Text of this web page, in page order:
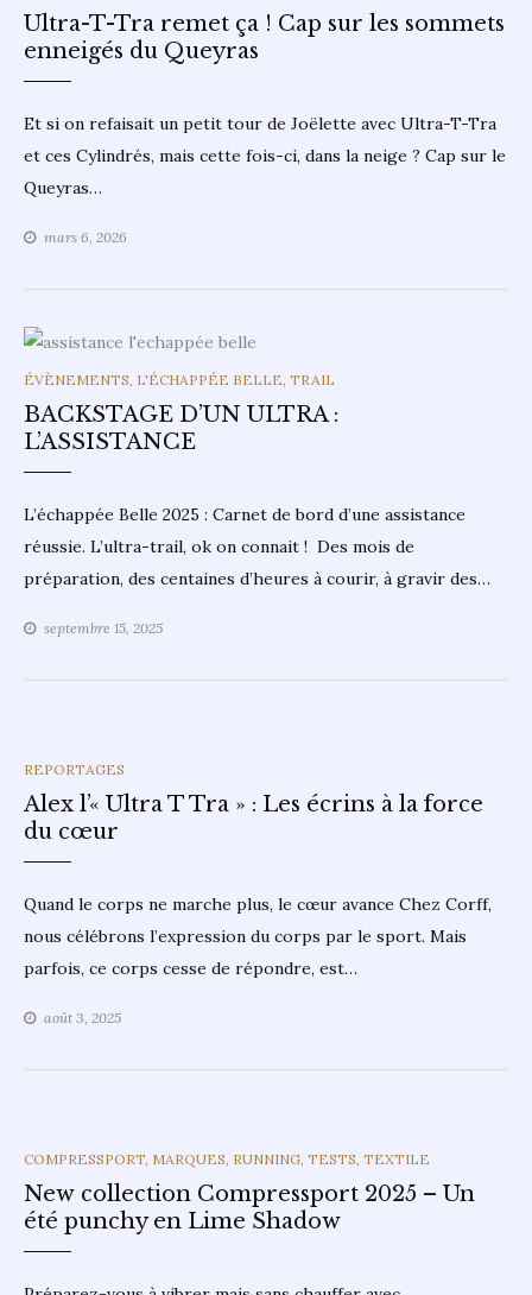
Ultra-T-Tra remet ça ! Cap sur les sommets
enneigés du Queyras
Et si on refaisait un petit tour de Joëlette avec Ultra-T-Tra
et ces Cylindrés, mais cette fois-ci, dans la neige ? Cap sur le
Queyras…
mars 6, 2026
CATEGORIES
ÉVÈNEMENTS L'ÉCHAPPÉE BELLE TRAIL
BACKSTAGE D’UN ULTRA :
L’ASSISTANCE
L’échappée Belle 2025 : Carnet de bord d’une assistance
réussie. L’ultra-trail, ok on connait ! Des mois de
préparation, des centaines d’heures à courir, à gravir des…
septembre 15, 2025
CATEGORIES
REPORTAGES
Alex l’« Ultra T Tra » : Les écrins à la force
du cœur
Quand le corps ne marche plus, le cœur avance Chez Corff,
nous célébrons l’expression du corps par le sport. Mais
parfois, ce corps cesse de répondre, est…
août 3, 2025
CATEGORIES
COMPRESSPORT MARQUES RUNNING TESTS TEXTILE
New collection Compressport 2025 – Un
été punchy en Lime Shadow